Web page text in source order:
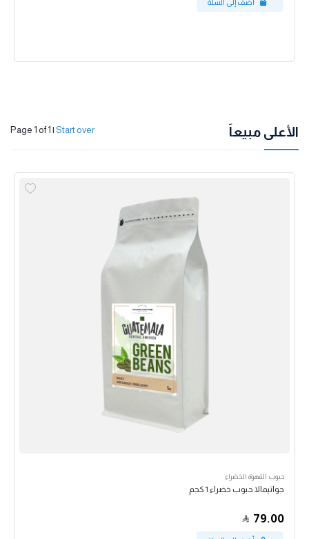
الأعلى مبيعاً Page 1 of 1 | Start over
حبوب القهوة الخضراء
جواتيمالا حبوب خضراء 1 كجم
79.00